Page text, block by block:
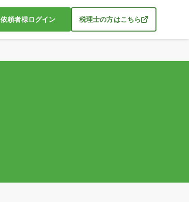
依頼者様ログイン 税理士の方はこちら